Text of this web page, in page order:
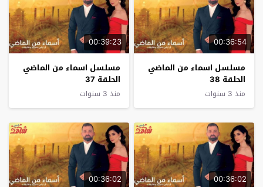
00:36:54
مسلسل اسماء من الماضي
الحلقة 38
منذ 3 سنوات
00:39:23
مسلسل اسماء من الماضي
الحلقة 37
منذ 3 سنوات
00:36:02
00:36:02